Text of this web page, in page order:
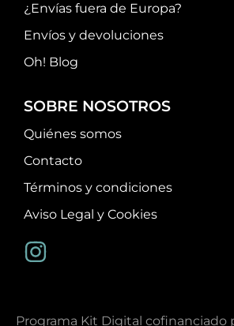
¿Envías fuera de Europa?
Envíos y devoluciones
Oh! Blog
SOBRE NOSOTROS
Quiénes somos
Contacto
Términos y condiciones
Aviso Legal y Cookies
Programa Kit Digital cofinanciado